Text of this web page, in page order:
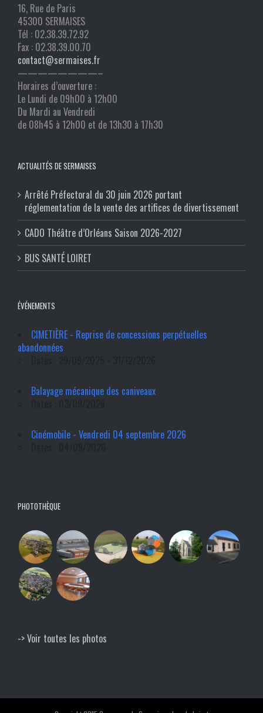
16, Rue de Paris
45300 SERMAISES
Tél : 02.38.39.72.92
Fax : 02.38.39.00.70
contact@sermaises.fr
————————–
Horaires d’ouverture :
Le Lundi de 09h00 à 12h00
Du Mardi au Vendredi
de 08h45 à 12h00 et de 13h30 à 17h30
ACTUALITÉS DE SERMAISES
Arrêté Préfectoral du 30 juin 2026 portant
réglementation de la vente des artifices de divertissement
CADO Théâtre d’Orléans Saison 2026-2027
BUS SANTÉ LOIRET
ÉVÉNEMENTS
CIMETIÈRE - Reprise de concessions perpétuelles
abandonnées
Balayage mécanique des caniveaux
Cinémobile - Vendredi 04 septembre 2026
PHOTOTHÈQUE
-> Voir toutes les photos